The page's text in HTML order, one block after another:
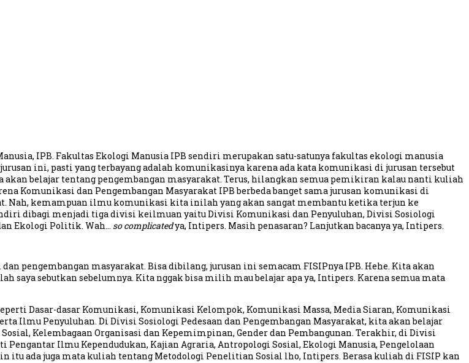
IPB. Fakultas Ekologi Manusia IPB sendiri merupakan satu-satunya fakultas ekologi manusia
ini, pasti yang terbayang adalah komunikasinya karena ada kata komunikasi di jurusan tersebut
belajar tentang pengembangan masyarakat. Terus, hilangkan semua pemikiran kalau nanti kuliah
Komunikasi dan Pengembangan Masyarakat IPB berbeda banget sama jurusan komunikasi di
Nah, kemampuan ilmu komunikasi kita inilah yang akan sangat membantu ketika terjun ke
dibagi menjadi tiga divisi keilmuan yaitu Divisi Komunikasi dan Penyuluhan, Divisi Sosiologi
Ekologi Politik. Wah… so complicatedya, Intipers. Masih penasaran? Lanjutkan bacanya ya, Intipers.
pengembangan masyarakat. Bisa dibilang, jurusan ini semacam FISIPnya IPB. Hehe. Kita akan
sebutkan sebelumnya. Kita nggak bisa milih mau belajar apa ya, Intipers. Karena semua mata
Dasar-dasar Komunikasi, Komunikasi Kelompok, Komunikasi Massa, Media Siaran, Komunikasi
Ilmu Penyuluhan. Di Divisi Sosiologi Pedesaan dan Pengembangan Masyarakat, kita akan belajar
Kelembagaan Organisasi dan Kepemimpinan, Gender dan Pembangunan. Terakhir, di Divisi
Ilmu Kependudukan, Kajian Agraria, Antropologi Sosial, Ekologi Manusia, Pengelolaan
itu ada juga mata kuliah tentang Metodologi Penelitian Sosial lho, Intipers. Berasa kuliah di FISIP kan